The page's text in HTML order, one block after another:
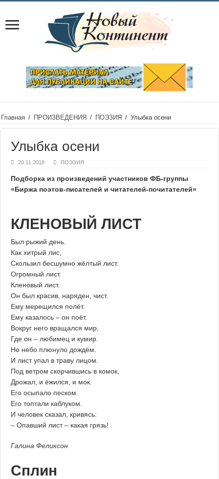
Главная / ПРОИЗВЕДЕНИЯ / ПОЭЗИЯ / Улыбка осени
Улыбка осени
20.11.2018 ПОЭЗИЯ
Подборка из произведений участников ФБ-группы
«Биржа поэтов-писателей и читателей-почитателей»
КЛЕНОВЫЙ ЛИСТ
Был рыжий день.
Как хитрый лис,
Скользил бесшумно жёлтый лист.
Огромный лист.
Кленовый лист.
Он был красив, наряден, чист.
Ему мерещился полёт.
Ему казалось – он поёт.
Вокруг него вращался мир,
Где он – любимец и кумир.
Но небо плюнуло дождём.
И лист упал в траву лицом.
Под ветром скорчившись в комок,
Дрожал, и ёжился, и мок.
Его осыпало песком.
Его топтали каблуком.
И человек сказал, кривясь:
– Опавший лист – какая грязь!
Галина Феликсон
Сплин